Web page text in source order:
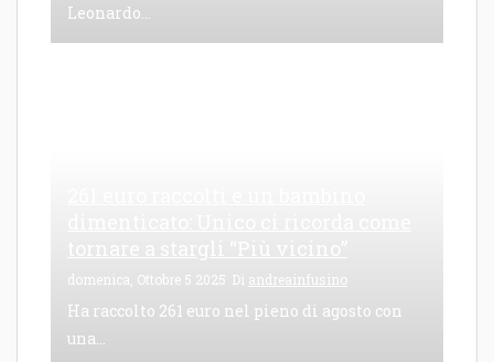
Leonardo...
domenica, Ottobre 5 2025 Di andreainfusino
Ha raccolto 261 euro nel pieno di agosto con
una...